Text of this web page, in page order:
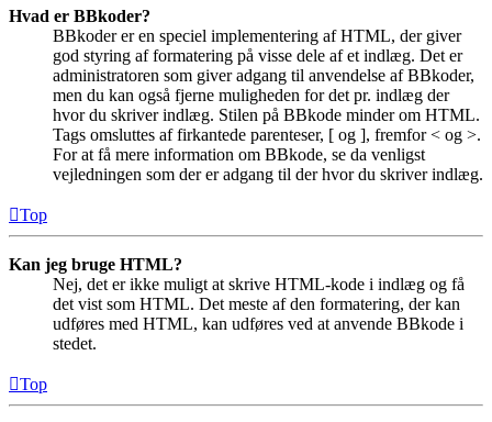
Hvad er BBkoder?
BBkoder er en speciel implementering af HTML, der giver
god styring af formatering på visse dele af et indlæg. Det er
administratoren som giver adgang til anvendelse af BBkoder,
men du kan også fjerne muligheden for det pr. indlæg der
hvor du skriver indlæg. Stilen på BBkode minder om HTML.
Tags omsluttes af firkantede parenteser, [ og ], fremfor < og >.
For at få mere information om BBkode, se da venligst
vejledningen som der er adgang til der hvor du skriver indlæg.
Top
Kan jeg bruge HTML?
Nej, det er ikke muligt at skrive HTML-kode i indlæg og få
det vist som HTML. Det meste af den formatering, der kan
udføres med HTML, kan udføres ved at anvende BBkode i
stedet.
Top